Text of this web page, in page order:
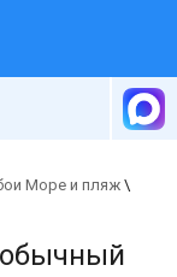
Море и пляж\